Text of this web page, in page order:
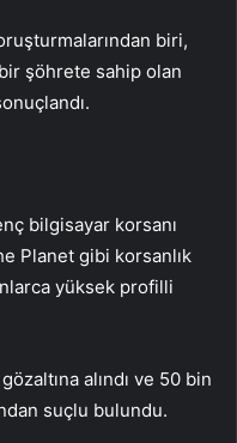
biri,
şöhrete sahip olan
bilgisayar korsanı
Planet gibi korsanlık
yüksek profilli
alındı ve 50 bin
suçlu bulundu.